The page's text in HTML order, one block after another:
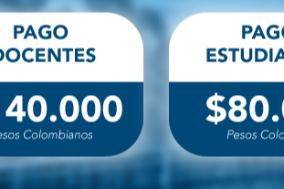
El posgrado de Especialidad Clínica
formación de un especialista
comprender al ser humano en su
desarrollar habilidades y destrezas
diagnosticar y tratar alteraciones y
de la especialidad. Para lograr éste
crítica, y la actitud investigativa